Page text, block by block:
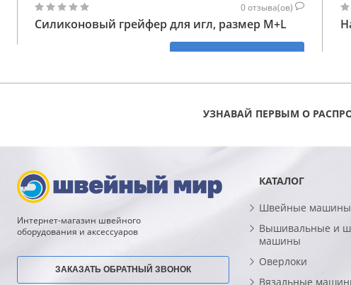
0отзыва(ов)
Силиконовый грейфер для игл, размер М+L
УЗНАВАЙ ПЕРВЫМ О
Интернет-магазин швейного
оборудования и аксессуаров
ЗАКАЗАТЬ ОБРАТНЫЙ ЗВОНОК
КАТАЛОГ
Швейные машины
Вышивальные и
машины
Оверлоки
Вязальные